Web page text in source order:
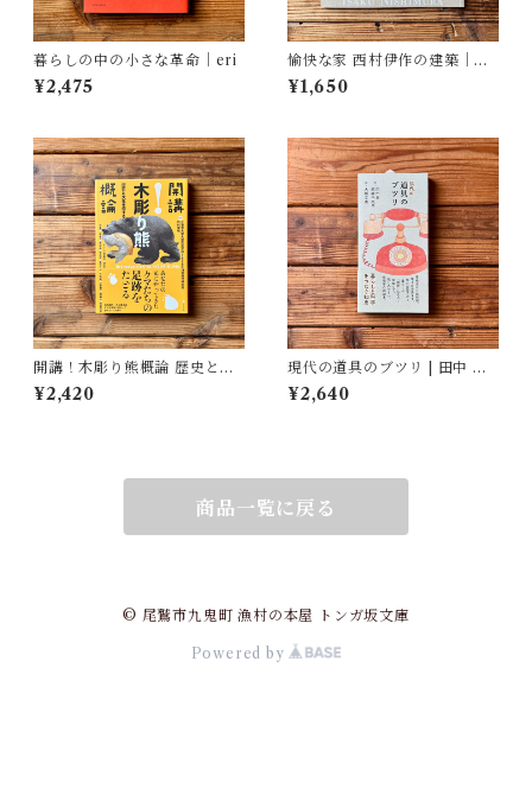
暮らしの中の小さな革命｜eri
¥2,475
愉快な家 西村伊作の建築｜黒
川 創, 藤森 照信, 坂倉 竹之助,
大竹 誠, 田中 修司
¥1,650
開講！木彫り熊概論 歴史と文
化を旅する | 北海道大学大学院
文学院文化多様性論講座博物
¥2,420
現代の道具のブツリ | 田中 幸,
結城 千代子, 大塚 文香(絵)
¥2,640
商品一覧に戻る
© 尾鷲市九鬼町 漁村の本屋 トンガ坂文庫
Powered by